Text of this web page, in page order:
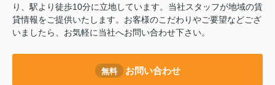
り、駅より徒歩10分に立地しています。当社スタッフが地域の賃
貸情報をご提供いたします。お客様のこだわりやご要望などござ
いましたら、お気軽に当社へお問い合わせ下さい。
無料 お問い合わせ